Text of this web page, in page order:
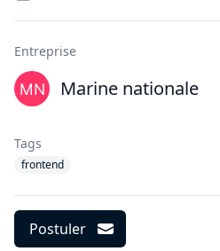
Entreprise
Marine nationale
Tags
frontend
Postuler